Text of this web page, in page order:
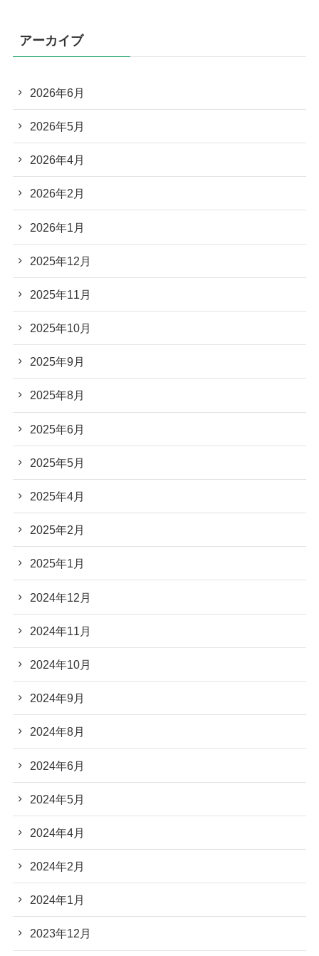
アーカイブ
2026年6月
2026年5月
2026年4月
2026年2月
2026年1月
2025年12月
2025年11月
2025年10月
2025年9月
2025年8月
2025年6月
2025年5月
2025年4月
2025年2月
2025年1月
2024年12月
2024年11月
2024年10月
2024年9月
2024年8月
2024年6月
2024年5月
2024年4月
2024年2月
2024年1月
2023年12月